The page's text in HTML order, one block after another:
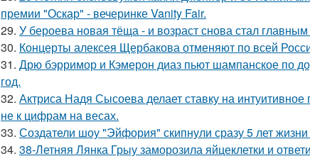
премии "Оскар" - вечеринке Vanity Fair.
29. У бероева новая тёща - и возраст снова стал
30. Концерты алексея Щербакова отменяют по всей
31. Дрю бэрримор и Кэмерон диаз пьют шампанское по
год.
32. Актриса Надя Сысоева делает ставку на
не к цифрам на весах.
33. Создатели шоу "Эйфория" скипнули сразу 5 лет жизни
34. 38-Летняя Лянка Грыу заморозила яйцеклетки и